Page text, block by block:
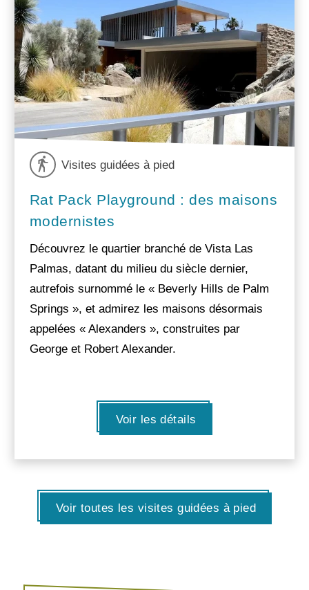
Visites guidées à pied
Rat Pack Playground : des maisons
modernistes
Découvrez le quartier branché de Vista Las
Palmas, datant du milieu du siècle dernier,
autrefois surnommé le « Beverly Hills de Palm
Springs », et admirez les maisons désormais
appelées « Alexanders », construites par
George et Robert Alexander.
Voir les détails
Voir toutes les visites guidées à pied